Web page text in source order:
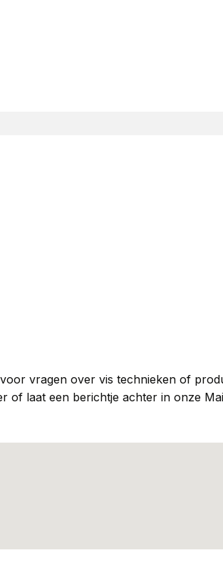
vragen over vis technieken of
laat een berichtje achter in onze